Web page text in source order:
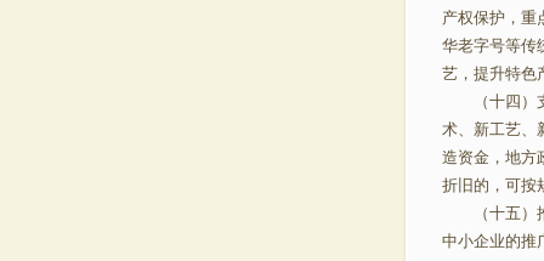
产权保护，重
华老字号等传
艺，提升特色
（十四）支
术、新工艺、
造资金，地方
折旧的，可按
（十五）推
中小企业的推